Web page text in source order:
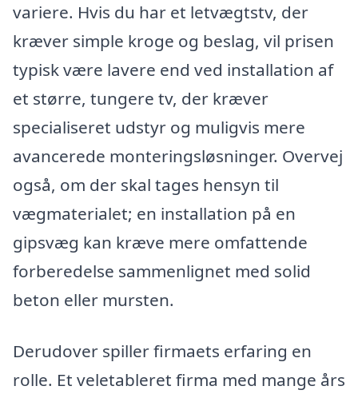
variere. Hvis du har et letvægtstv, der
kræver simple kroge og beslag, vil prisen
typisk være lavere end ved installation af
et større, tungere tv, der kræver
specialiseret udstyr og muligvis mere
avancerede monteringsløsninger. Overvej
også, om der skal tages hensyn til
vægmaterialet; en installation på en
gipsvæg kan kræve mere omfattende
forberedelse sammenlignet med solid
beton eller mursten.
Derudover spiller firmaets erfaring en
rolle. Et veletableret firma med mange års